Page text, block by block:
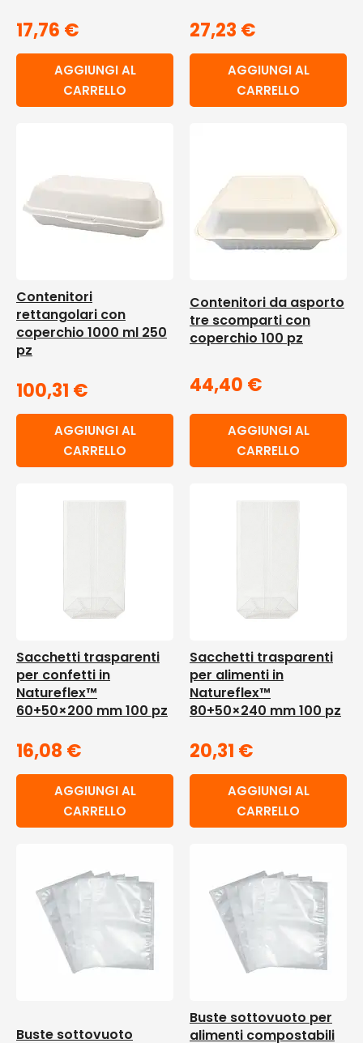
17,76 €
AGGIUNGI AL
CARRELLO
27,23 €
AGGIUNGI AL
CARRELLO
Contenitori
rettangolari con
coperchio 1000 ml 250
pz
100,31 €
AGGIUNGI AL
CARRELLO
Contenitori da asporto
tre scomparti con
coperchio 100 pz
44,40 €
AGGIUNGI AL
CARRELLO
Sacchetti trasparenti
per confetti in
Natureflex™
60+50×200 mm 100 pz
16,08 €
AGGIUNGI AL
CARRELLO
Sacchetti trasparenti
per alimenti in
Natureflex™
80+50×240 mm 100 pz
20,31 €
AGGIUNGI AL
CARRELLO
Buste sottovuoto
Buste sottovuoto per
alimenti compostabili